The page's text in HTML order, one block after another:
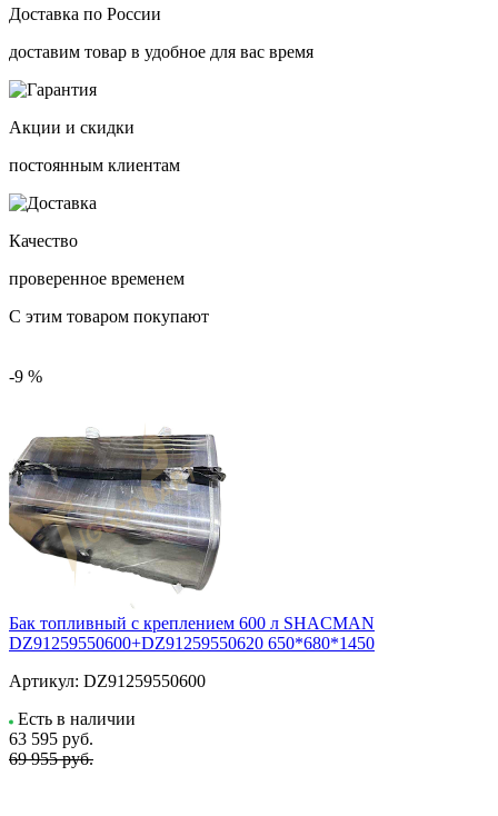
Доставка по России
доставим товар в удобное для вас время
Акции и скидки
постоянным клиентам
Качество
проверенное временем
С этим товаром покупают
-9 %
Бак топливный с креплением 600 л SHACMAN
DZ91259550600+DZ91259550620 650*680*1450
Артикул: DZ91259550600
Есть в наличии
63 595 руб.
69 955 руб.